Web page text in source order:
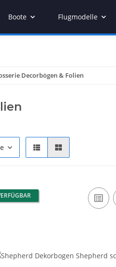
Boote Flugmodelle
Decorbögen & Folien